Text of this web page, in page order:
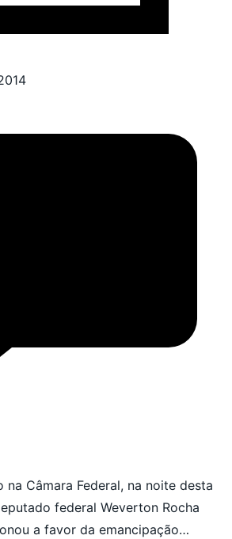
na Câmara Federal, na noite desta
federal Weverton Rocha
a favor da emancipação…